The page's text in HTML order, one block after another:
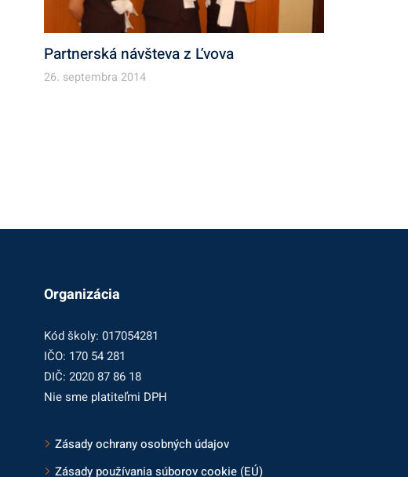
Partnerská návšteva z Ľvova
26. septembra 2014
Organizácia
Kód školy: 017054281
IČO: 170 54 281
DIČ: 2020 87 86 18
Nie sme platiteľmi DPH
Zásady ochrany osobných údajov
Zásady používania súborov cookie (EÚ)